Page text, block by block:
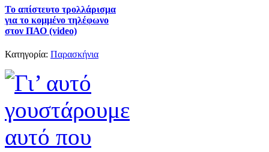
Το απίστευτο τρολλάρισμα
για το κομμένο τηλέφωνο
στον ΠΑΟ (video)
Κατηγορία: Παρασκήνια